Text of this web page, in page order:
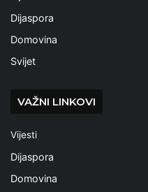
Dijaspora
Domovina
Svijet
VAŽNI LINKOVI
Vijesti
Dijaspora
Domovina